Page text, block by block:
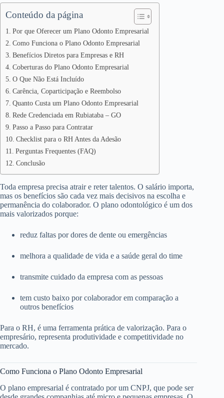
Conteúdo da página
Por que Oferecer um Plano Odonto Empresarial
Como Funciona o Plano Odonto Empresarial
Benefícios Diretos para Empresas e RH
Coberturas do Plano Odonto Empresarial
O Que Não Está Incluído
Carência, Coparticipação e Reembolso
Quanto Custa um Plano Odonto Empresarial
Rede Credenciada em Rubiataba – GO
Passo a Passo para Contratar
Checklist para o RH Antes da Adesão
Perguntas Frequentes (FAQ)
Conclusão
Toda empresa precisa atrair e reter talentos. O salário importa,
mas os benefícios são cada vez mais decisivos na escolha e
permanência do colaborador. O plano odontológico é um dos
mais valorizados porque:
reduz faltas por dores de dente ou emergências
melhora a qualidade de vida e a saúde geral do time
transmite cuidado da empresa com as pessoas
tem custo baixo por colaborador em comparação a
outros benefícios
Para o RH, é uma ferramenta prática de valorização. Para o
empresário, representa produtividade e competitividade no
mercado.
Como Funciona o Plano Odonto Empresarial
O plano empresarial é contratado por um CNPJ, que pode ser